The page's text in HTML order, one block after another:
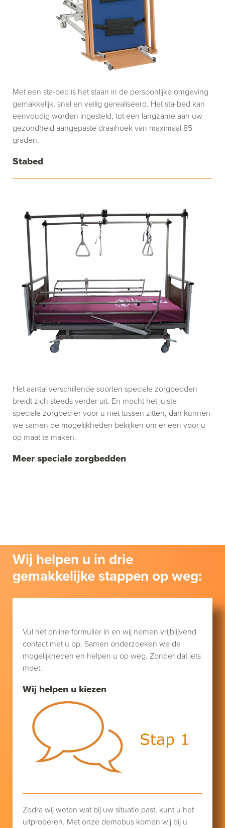
Stabed
Met een sta-bed is het staan in de persoonlijke omgeving
gemakkelijk, snel en veilig gerealiseerd. Het sta-bed kan
eenvoudig worden ingesteld, tot een langzame aan uw
gezondheid aangepaste draaihoek van maximaal 85
graden.
Meer speciale zorgbedden
Het aantal verschillende soorten speciale zorgbedden
breidt zich steeds verder uit. En mocht het juiste
speciale zorgbed er voor u niet tussen zitten, dan kunnen
we samen de mogelijkheden bekijken om er een voor u
op maat te maken.
Wij helpen u in drie
gemakkelijke stappen op weg:
Wij helpen u kiezen
Vul het online formulier in en wij nemen vrijblijvend
contact met u op. Samen onderzoeken we de
mogelijkheden en helpen u op weg. Zonder dat iets
moet.
Zodra wij weten wat bij uw situatie past, kunt u het
uitproberen. Met onze demobus komen wij bij u